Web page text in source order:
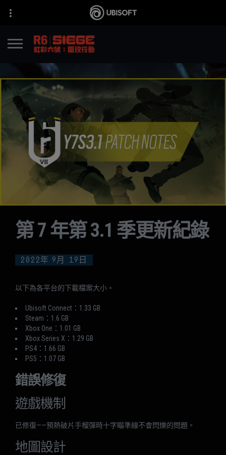
2022年 9月 19日
第 7 年第 3.1 季更新紀錄
以下為各平台的下載檔案大小。
Ubisoft Connect：1.33 GB
Steam：1.6 GB
Xbox One：1.01 GB
Xbox Series X：1.29 GB
PS4：1.66 GB
PS5：1.07 GB
錯誤修復
遊戲機制
已修復——預熱破片手榴彈時十字瞄準線不會閃爍的問題。
地圖設計